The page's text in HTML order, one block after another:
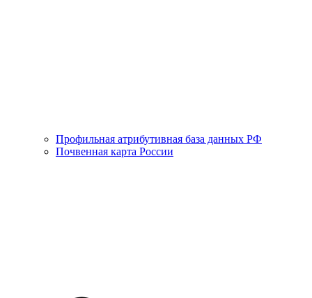
Профильная атрибутивная база данных РФ
Почвенная карта России